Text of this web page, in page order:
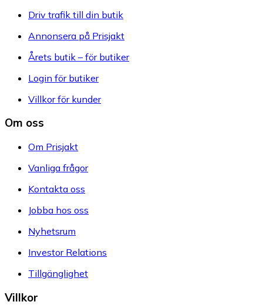
Driv trafik till din butik
Annonsera på Prisjakt
Årets butik – för butiker
Login för butiker
Villkor för kunder
Om oss
Om Prisjakt
Vanliga frågor
Kontakta oss
Jobba hos oss
Nyhetsrum
Investor Relations
Tillgänglighet
Villkor